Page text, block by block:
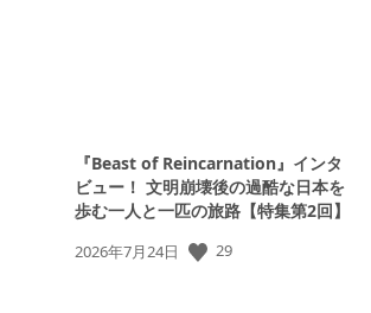
『Beast of Reincarnation』インタ
ビュー！ 文明崩壊後の過酷な日本を
歩む一人と一匹の旅路【特集第2回】
公
2026年7月24日 29